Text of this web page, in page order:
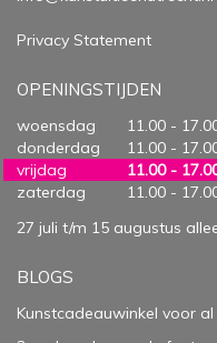
Privacy Statement
OPENINGSTIJDEN
woensdag
11.00 -
donderdag
11.00 -
vrijdag
11.00 -
zaterdag
11.00 -
27 juli t/m 15 augustus
BLOGS
Kunstcadeauwinkel voor